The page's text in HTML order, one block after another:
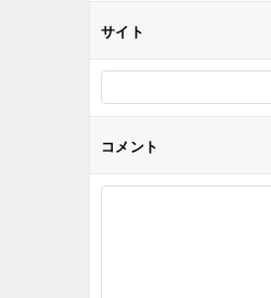
サイト
コメント